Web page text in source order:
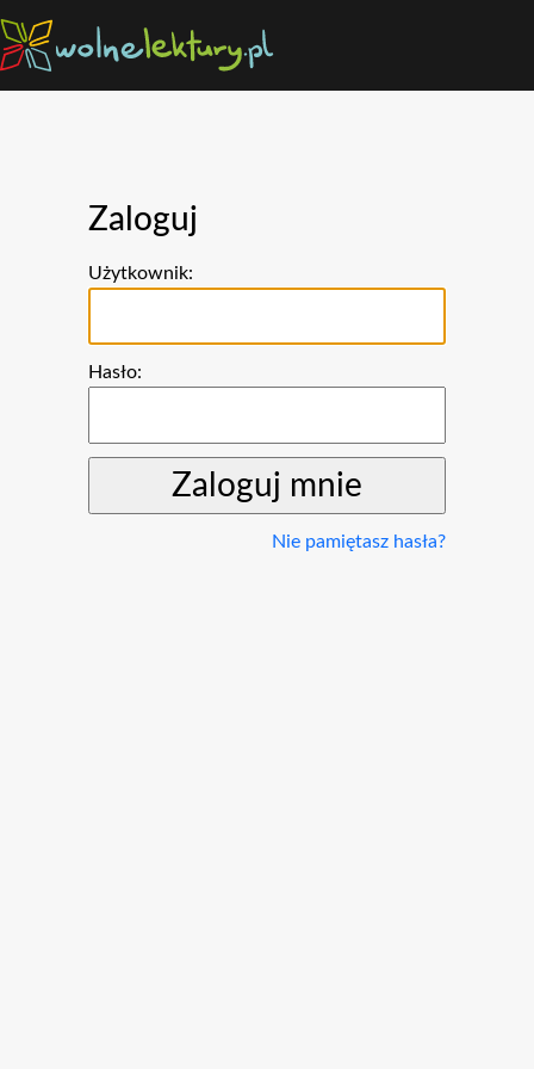
Zaloguj
Użytkownik:
Hasło:
Nie pamiętasz hasła?